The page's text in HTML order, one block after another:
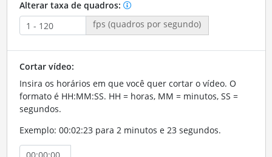
Alterar taxa de quadros:
fps (quadros por segundo)
Cortar vídeo:
Insira os horários em que você quer cortar o vídeo. O
formato é HH:MM:SS. HH = horas, MM = minutos, SS =
segundos.
Exemplo: 00:02:23 para 2 minutos e 23 segundos.